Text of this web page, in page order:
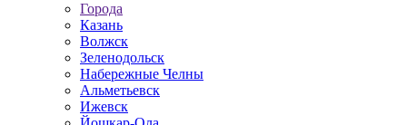
Города
Казань
Волжск
Зеленодольск
Набережные Челны
Альметьевск
Ижевск